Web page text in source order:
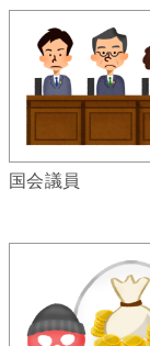
国会議員